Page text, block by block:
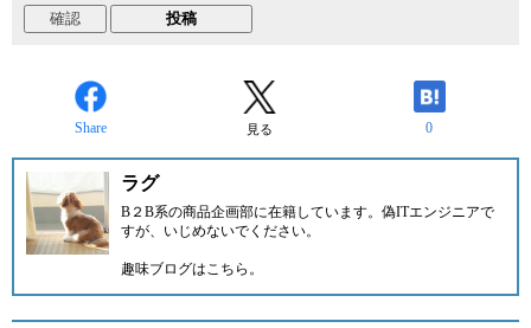
Share 見る 0
ラグ
B２B系の商品企画部に在籍しています。偽ITエンジニアで
すが、いじめないでください。
趣味ブログはこちら。